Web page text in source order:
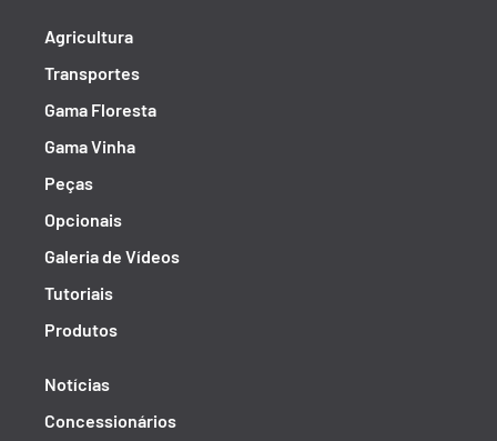
Agricultura
Transportes
Gama Floresta
Gama Vinha
Peças
Opcionais
Galeria de Vídeos
Tutoriais
Produtos
Notícias
Concessionários